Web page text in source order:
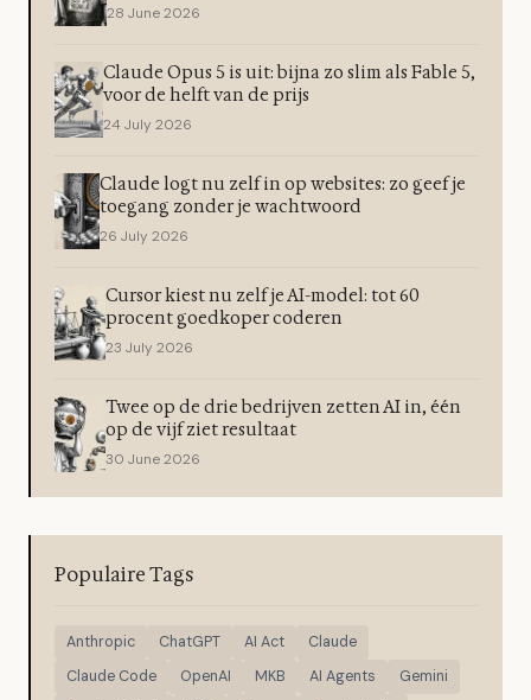
28 June 2026
Claude Opus 5 is uit: bijna zo slim als Fable 5,
voor de helft van de prijs
24 July 2026
Claude logt nu zelf in op websites: zo geef je
toegang zonder je wachtwoord
26 July 2026
Cursor kiest nu zelf je AI-model: tot 60
procent goedkoper coderen
23 July 2026
Twee op de drie bedrijven zetten AI in, één
op de vijf ziet resultaat
30 June 2026
Populaire Tags
Anthropic ChatGPT AI Act
Claude
Claude Code
OpenAI MKB AI Agents
Gemini